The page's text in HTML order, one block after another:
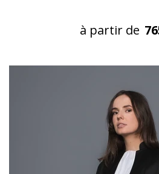
à partir de